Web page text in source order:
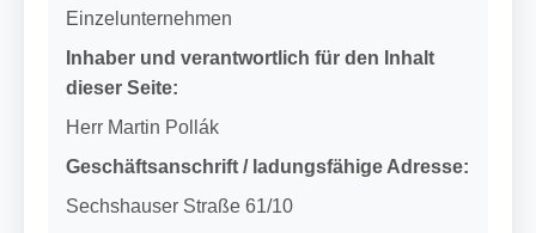
Einzelunternehmen
Inhaber und verantwortlich für den Inhalt
dieser Seite:
Herr Martin Pollák
Geschäftsanschrift / ladungsfähige Adresse:
Sechshauser Straße 61/10